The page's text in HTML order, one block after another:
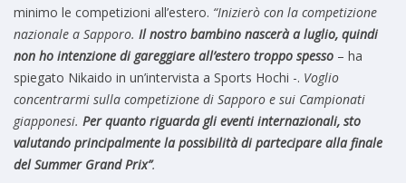
minimo le competizioni all’estero. “Inizierò con la competizione
nazionale a Sapporo. Il nostro bambino nascerà a luglio, quindi
non ho intenzione di gareggiare all’estero troppo spesso – ha
spiegato Nikaido in un’intervista a Sports Hochi -. Voglio
concentrarmi sulla competizione di Sapporo e sui Campionati
giapponesi. Per quanto riguarda gli eventi internazionali, sto
valutando principalmente la possibilità di partecipare alla finale
del Summer Grand Prix”.